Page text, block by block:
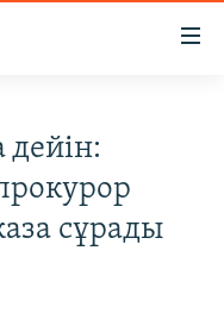
сұрады